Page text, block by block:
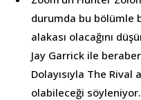
durumda bu bölümle
alakası olacağını
Jay Garrick ile
Dolayısıyla The Rival
olabileceği